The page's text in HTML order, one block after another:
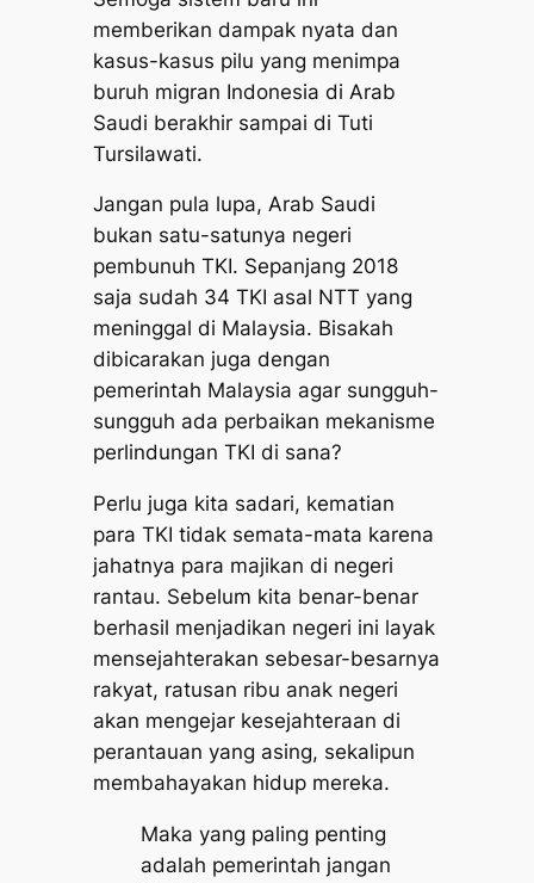
memberikan dampak nyata dan
kasus-kasus pilu yang menimpa
buruh migran Indonesia di Arab
Saudi berakhir sampai di Tuti
Tursilawati.
Jangan pula lupa, Arab Saudi
bukan satu-satunya negeri
pembunuh TKI. Sepanjang 2018
saja sudah 34 TKI asal NTT yang
meninggal di Malaysia. Bisakah
dibicarakan juga dengan
pemerintah Malaysia agar sungguh-
sungguh ada perbaikan mekanisme
perlindungan TKI di sana?
Perlu juga kita sadari, kematian
para TKI tidak semata-mata karena
jahatnya para majikan di negeri
rantau. Sebelum kita benar-benar
berhasil menjadikan negeri ini layak
mensejahterakan sebesar-besarnya
rakyat, ratusan ribu anak negeri
akan mengejar kesejahteraan di
perantauan yang asing, sekalipun
membahayakan hidup mereka.
Maka yang paling penting
adalah pemerintah jangan